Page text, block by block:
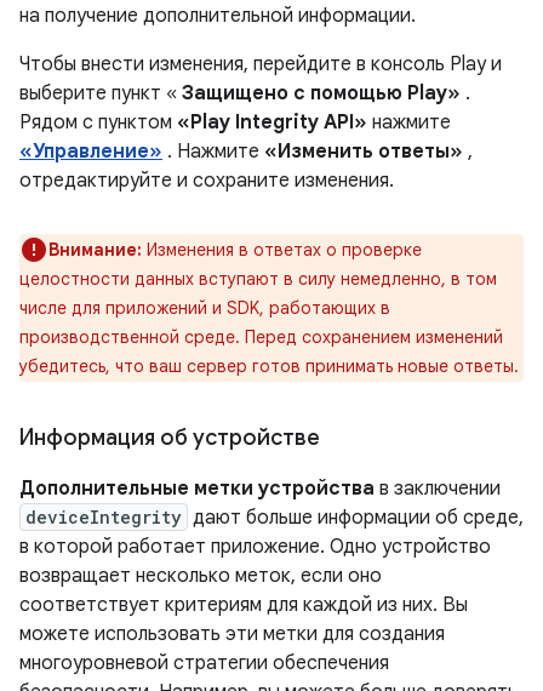
на получение дополнительной информации.
Чтобы внести изменения, перейдите в консоль Play и
выберите пункт « Защищено с помощью Play» .
Рядом с пунктом «Play Integrity API» нажмите
«Управление» . Нажмите «Изменить ответы» ,
отредактируйте и сохраните изменения.
Внимание: Изменения в ответах о проверке
целостности данных вступают в силу немедленно, в том
числе для приложений и SDK, работающих в
производственной среде. Перед сохранением изменений
убедитесь, что ваш сервер готов принимать новые ответы.
Информация об устройстве
Дополнительные метки устройства в заключении
deviceIntegrity дают больше информации об среде,
в которой работает приложение. Одно устройство
возвращает несколько меток, если оно
соответствует критериям для каждой из них. Вы
можете использовать эти метки для создания
многоуровневой стратегии обеспечения